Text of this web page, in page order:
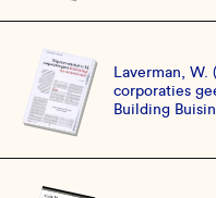
Laverman, W.
corporaties
Building